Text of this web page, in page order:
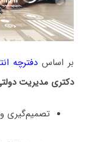
بر اساسدفترچه
دکتری مدیریت
ﺗﺼﻤﻴﻢﮔﻴﺮی